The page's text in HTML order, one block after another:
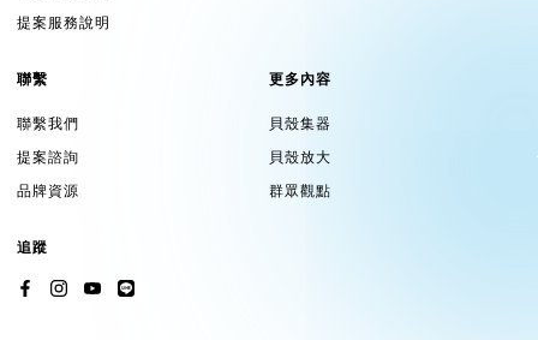
提案服務說明
聯繫
聯繫我們
提案諮詢
品牌資源
更多內容
貝殼集器
貝殼放大
群眾觀點
追蹤